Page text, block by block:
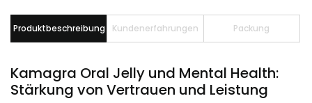
Produktbeschreibung Kundenerfahrungen Packung
Kamagra Oral Jelly und Mental Health:
Stärkung von Vertrauen und Leistung